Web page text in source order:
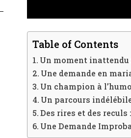
Table of Contents
Un moment inattendu
Une demande en
Un champion à
Un parcours
Des rires et des
Une Demande